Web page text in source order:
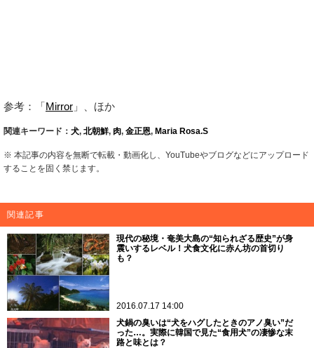
参考：「Mirror 」、ほか
関連キーワード： 犬, 北朝鮮, 肉, 金正恩, Maria Rosa.S
※ 本記事の内容を無断で転載・動画化し、YouTubeやブログなどにアップロード
することを固く禁じます。
関連記事
現代の秘境・奄美大島の“知られざる歴史”が身
震いするレベル！犬食文化に赤ん坊の首切り
も？
2016.07.17 14:00
犬鍋の臭いは“犬をハグしたときのアノ臭い”だ
った…。実際に韓国で見た“食用犬”の凄惨な末
路と味とは？